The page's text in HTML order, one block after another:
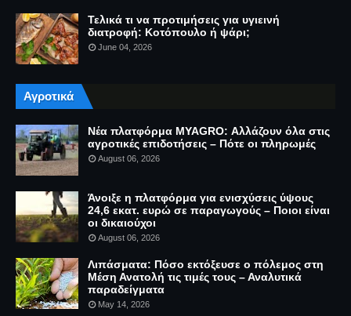
Τελικά τι να προτιμήσεις για υγιεινή
διατροφή: Κοτόπουλο ή ψάρι;
June 04, 2026
Αγροτικά
Νέα πλατφόρμα MYAGRO: Αλλάζουν όλα στις
αγροτικές επιδοτήσεις – Πότε οι πληρωμές
August 06, 2026
Άνοιξε η πλατφόρμα για ενισχύσεις ύψους
24,6 εκατ. ευρώ σε παραγωγούς – Ποιοι είναι
οι δικαιούχοι
August 06, 2026
Λιπάσματα: Πόσο εκτόξευσε ο πόλεμος στη
Μέση Ανατολή τις τιμές τους – Αναλυτικά
παραδείγματα
May 14, 2026